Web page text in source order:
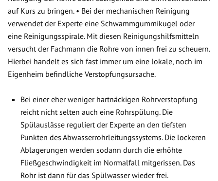
auf Kurs zu bringen. • Bei der mechanischen Reinigung
verwendet der Experte eine Schwammgummikugel oder
eine Reinigungsspirale. Mit diesen Reinigungshilfsmitteln
versucht der Fachmann die Rohre von innen frei zu scheuern.
Hierbei handelt es sich fast immer um eine lokale, noch im
Eigenheim befindliche Verstopfungsursache.
Bei einer eher weniger hartnäckigen Rohrverstopfung
reicht nicht selten auch eine Rohrspülung. Die
Spülauslässe reguliert der Experte an den tiefsten
Punkten des Abwasserrohrleitungssystems. Die lockeren
Ablagerungen werden sodann durch die erhöhte
Fließgeschwindigkeit im Normalfall mitgerissen. Das
Rohr ist dann für das Spülwasser wieder frei.